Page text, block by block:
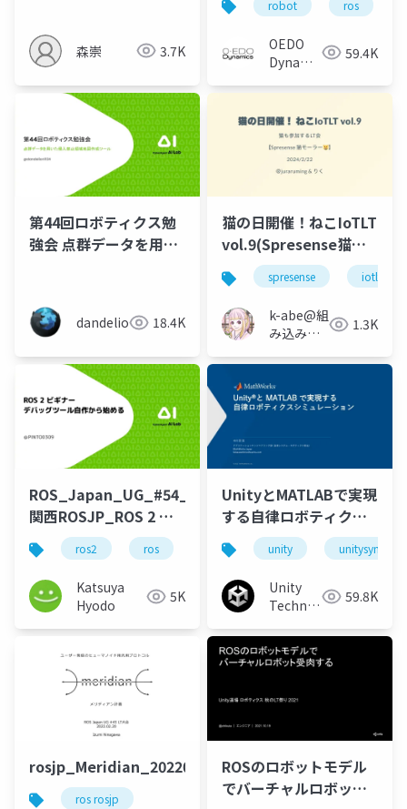
森崇 3.7K
robot ros
OEDO
Dynamics
59.4K
第44回ロボティクス勉
強会 点群データを用い
dandelion 18.4K
猫の日開催！ねこIoTLT
vol.9(Spresense猫モ
ーラー)spresense iotlt
k-abe@組
み込みソ
アの人
1.3K
ROS_Japan_UG_#54_
関西ROSJP_ROS 2 ビ
ギナー、デバッグツー
ル自作から初める_公開
用
ros2 ros python rosjp
Katsuya
Hyodo
5K
UnityとMATLABで実現
する自律ロボティクス
シミュレーション
unity unitysync
Unity
Technologies59.8K
rosjp_Meridian_20220220
ros rosjp
ROSのロボットモデル
でバーチャルロボット